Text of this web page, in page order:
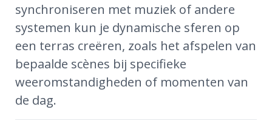
synchroniseren met muziek of andere
systemen kun je dynamische sferen op
een terras creëren, zoals het afspelen van
bepaalde scènes bij specifieke
weeromstandigheden of momenten van
de dag.